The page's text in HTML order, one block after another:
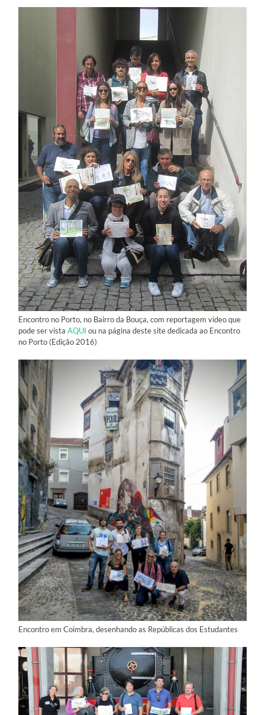
Encontro no Porto, no Bairro da Bouça, com reportagem video que
pode ser vistaAQUI ou na página deste site dedicada ao Encontro
no Porto (Edição 2016)
Encontro em Coimbra, desenhando as Repúblicas dos Estudantes